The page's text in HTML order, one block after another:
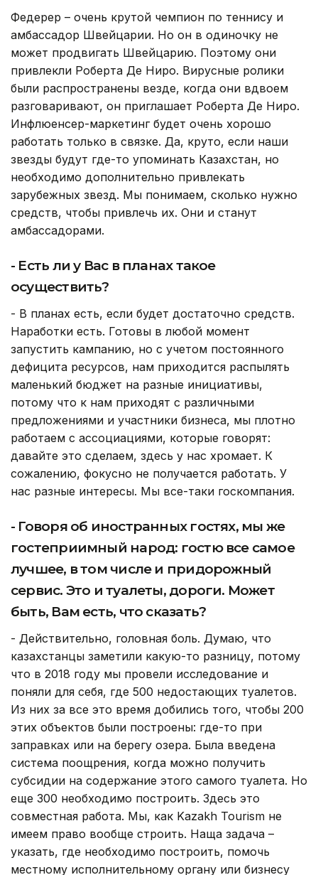
Федерер – очень крутой чемпион по теннису и
амбассадор Швейцарии. Но он в одиночку не
может продвигать Швейцарию. Поэтому они
привлекли Роберта Де Ниро. Вирусные ролики
были распространены везде, когда они вдвоем
разговаривают, он приглашает Роберта Де Ниро.
Инфлюенсер-маркетинг будет очень хорошо
работать только в связке. Да, круто, если наши
звезды будут где-то упоминать Казахстан, но
необходимо дополнительно привлекать
зарубежных звезд. Мы понимаем, сколько нужно
средств, чтобы привлечь их. Они и станут
амбассадорами.
- Есть ли у Вас в планах такое
осуществить?
- В планах есть, если будет достаточно средств.
Наработки есть. Готовы в любой момент
запустить кампанию, но с учетом постоянного
дефицита ресурсов, нам приходится распылять
маленький бюджет на разные инициативы,
потому что к нам приходят с различными
предложениями и участники бизнеса, мы плотно
работаем с ассоциациями, которые говорят:
давайте это сделаем, здесь у нас хромает. К
сожалению, фокусно не получается работать. У
нас разные интересы. Мы все-таки госкомпания.
- Говоря об иностранных гостях, мы же
гостеприимный народ: гостю все самое
лучшее, в том числе и придорожный
сервис. Это и туалеты, дороги. Может
быть, Вам есть, что сказать?
- Действительно, головная боль. Думаю, что
казахстанцы заметили какую-то разницу, потому
что в 2018 году мы провели исследование и
поняли для себя, где 500 недостающих туалетов.
Из них за все это время добились того, чтобы 200
этих объектов были построены: где-то при
заправках или на берегу озера. Была введена
система поощрения, когда можно получить
субсидии на содержание этого самого туалета. Но
еще 300 необходимо построить. Здесь это
совместная работа. Мы, как Kazakh Tourism не
имеем право вообще строить. Наща задача –
указать, где необходимо построить, помочь
местному исполнительному органу или бизнесу